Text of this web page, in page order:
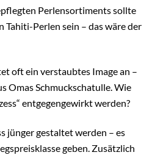
Perlensortiments sollte
Tahiti-Perlen sein – das wäre der
oft ein verstaubtes Image an –
Omas Schmuckschatulle. Wie
entgegengewirkt werden?
jünger gestaltet werden – es
geben. Zusätzlich